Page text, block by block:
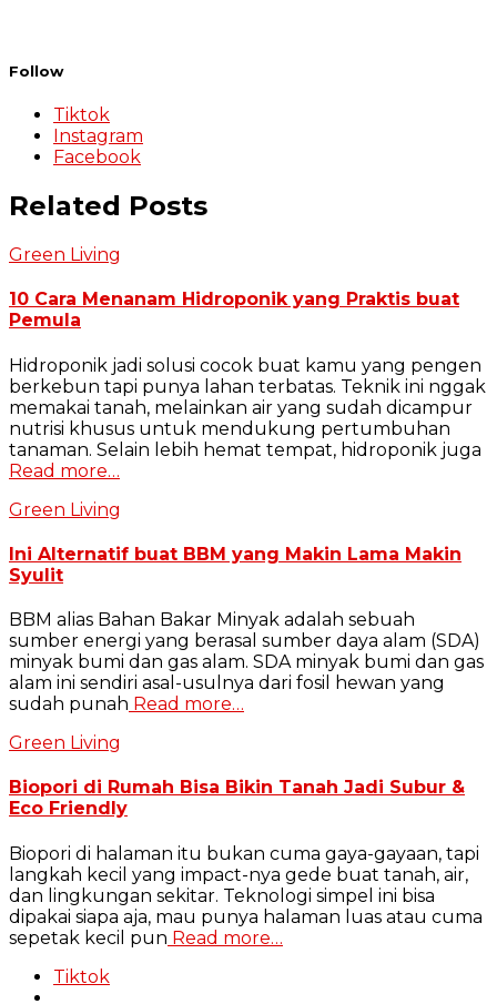
Follow
Tiktok
Instagram
Facebook
Related Posts
Green Living
10 Cara Menanam Hidroponik yang Praktis buat
Pemula
Hidroponik jadi solusi cocok buat kamu yang pengen
berkebun tapi punya lahan terbatas. Teknik ini nggak
memakai tanah, melainkan air yang sudah dicampur
nutrisi khusus untuk mendukung pertumbuhan
tanaman. Selain lebih hemat tempat, hidroponik juga
Read more…
Green Living
Ini Alternatif buat BBM yang Makin Lama Makin
Syulit
BBM alias Bahan Bakar Minyak adalah sebuah
sumber energi yang berasal sumber daya alam (SDA)
minyak bumi dan gas alam. SDA minyak bumi dan gas
alam ini sendiri asal-usulnya dari fosil hewan yang
sudah punah Read more…
Green Living
Biopori di Rumah Bisa Bikin Tanah Jadi Subur &
Eco Friendly
Biopori di halaman itu bukan cuma gaya-gayaan, tapi
langkah kecil yang impact-nya gede buat tanah, air,
dan lingkungan sekitar. Teknologi simpel ini bisa
dipakai siapa aja, mau punya halaman luas atau cuma
sepetak kecil pun Read more…
Tiktok